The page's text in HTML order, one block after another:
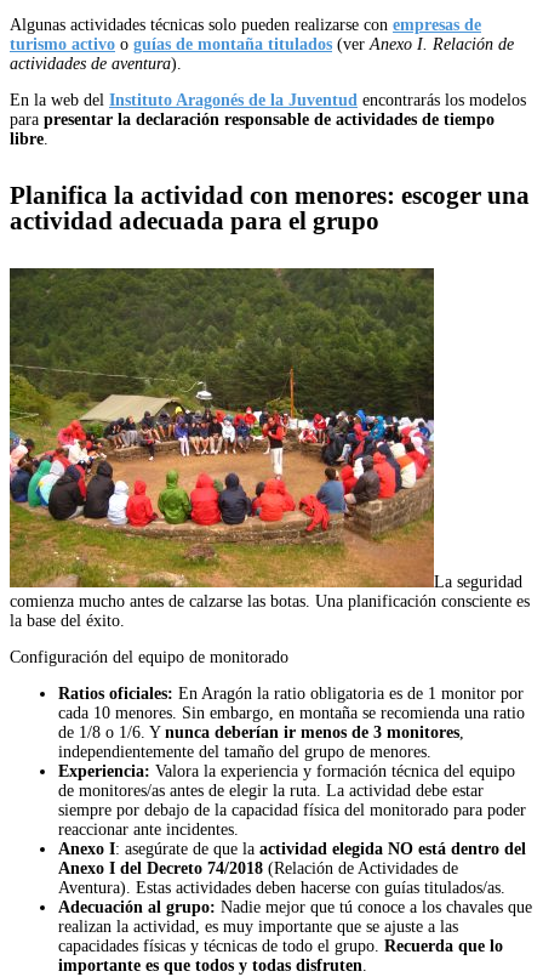
Algunas actividades técnicas solo pueden realizarse con empresas de
turismo activo o guías de montaña titulados (verAnexo I. Relación de
actividades de aventura).
En la web del Instituto Aragonés de la Juventud encontrarás los modelos
para presentar la declaración responsable de actividades de tiempo
libre.
Planifica la actividad con menores: escoger una
actividad adecuada para el grupo
La seguridad
comienza mucho antes de calzarse las botas. Una planificación consciente es
la base del éxito.
Configuración del equipo de monitorado
Ratios oficiales: En Aragón la ratio obligatoria es de 1 monitor por
cada 10 menores. Sin embargo, en montaña se recomienda una ratio
de 1/8 o 1/6. Y nunca deberían ir menos de 3 monitores,
independientemente del tamaño del grupo de menores.
Experiencia: Valora la experiencia y formación técnica del equipo
de monitores/as antes de elegir la ruta. La actividad debe estar
siempre por debajo de la capacidad física del monitorado para poder
reaccionar ante incidentes.
Anexo I: asegúrate de que la actividad elegida NO está dentro del
Anexo I del Decreto 74/2018 (Relación de Actividades de
Aventura). Estas actividades deben hacerse con guías titulados/as.
Adecuación al grupo: Nadie mejor que tú conoce a los chavales que
realizan la actividad, es muy importante que se ajuste a las
capacidades físicas y técnicas de todo el grupo. Recuerda que lo
importante es que todos y todas disfruten.